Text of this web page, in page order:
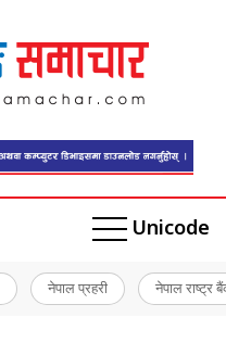
Unicode
नेपाल प्रहरी नेपाल राष्ट्र